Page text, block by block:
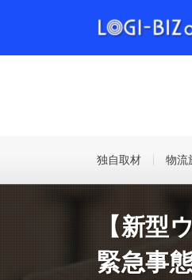
独自取材 物流
【新型
緊急事